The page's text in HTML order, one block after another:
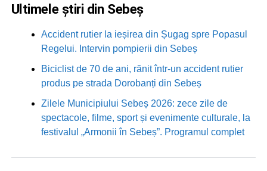
Ultimele știri din Sebeș
Accident rutier la ieșirea din Șugag spre Popasul
Regelui. Intervin pompierii din Sebeș
Biciclist de 70 de ani, rănit într-un accident rutier
produs pe strada Dorobanți din Sebeș
Zilele Municipiului Sebeș 2026: zece zile de
spectacole, filme, sport și evenimente culturale, la
festivalul „Armonii în Sebeș”. Programul complet